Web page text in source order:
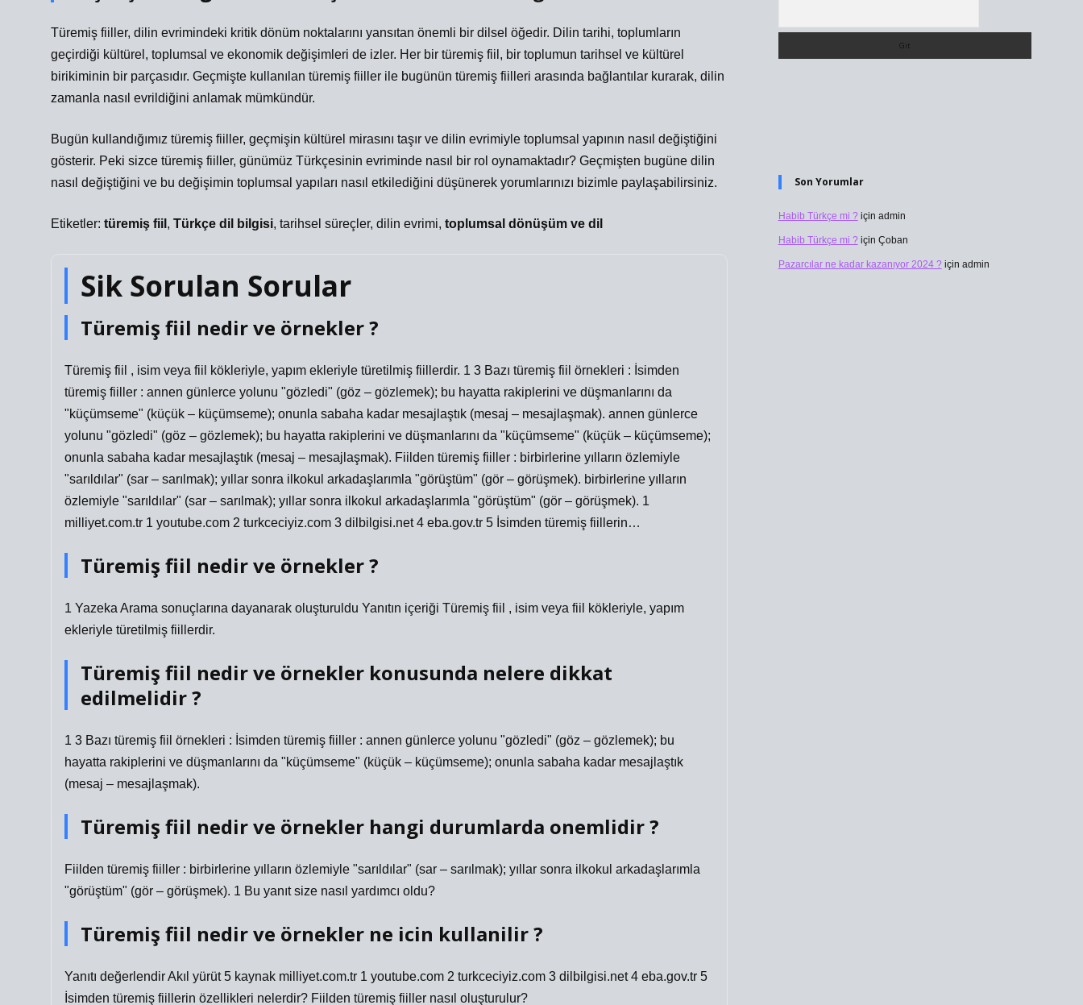
Türemiş fiiller, dilin evrimindeki kritik dönüm noktalarını yansıtan önemli bir dilsel öğedir. Dilin tarihi, toplumların
geçirdiği kültürel, toplumsal ve ekonomik değişimleri de izler. Her bir türemiş fiil, bir toplumun tarihsel ve kültürel
birikiminin bir parçasıdır. Geçmişte kullanılan türemiş fiiller ile bugünün türemiş fiilleri arasında bağlantılar kurarak, dilin
zamanla nasıl evrildiğini anlamak mümkündür.
Bugün kullandığımız türemiş fiiller, geçmişin kültürel mirasını taşır ve dilin evrimiyle toplumsal yapının nasıl değiştiğini
gösterir. Peki sizce türemiş fiiller, günümüz Türkçesinin evriminde nasıl bir rol oynamaktadır? Geçmişten bugüne dilin
nasıl değiştiğini ve bu değişimin toplumsal yapıları nasıl etkilediğini düşünerek yorumlarınızı bizimle paylaşabilirsiniz.
Etiketler: türemiş fiil , Türkçe dil bilgisi, tarihsel süreçler, dilin evrimi, toplumsal dönüşüm ve dil
Sik Sorulan Sorular
Türemiş fiil nedir ve örnekler ?
Türemiş fiil , isim veya fiil kökleriyle, yapım ekleriyle türetilmiş fiillerdir. 1 3 Bazı türemiş fiil örnekleri : İsimden
türemiş fiiller : annen günlerce yolunu "gözledi" (göz – gözlemek); bu hayatta rakiplerini ve düşmanlarını da
"küçümseme" (küçük – küçümseme); onunla sabaha kadar mesajlaştık (mesaj – mesajlaşmak). annen günlerce
yolunu "gözledi" (göz – gözlemek); bu hayatta rakiplerini ve düşmanlarını da "küçümseme" (küçük – küçümseme);
onunla sabaha kadar mesajlaştık (mesaj – mesajlaşmak). Fiilden türemiş fiiller : birbirlerine yılların özlemiyle
"sarıldılar" (sar – sarılmak); yıllar sonra ilkokul arkadaşlarımla "görüştüm" (gör – görüşmek). birbirlerine yılların
özlemiyle "sarıldılar" (sar – sarılmak); yıllar sonra ilkokul arkadaşlarımla "görüştüm" (gör – görüşmek). 1
milliyet.com.tr 1 youtube.com 2 turkceciyiz.com 3 dilbilgisi.net 4 eba.gov.tr 5 İsimden türemiş fiillerin…
Türemiş fiil nedir ve örnekler ?
1 Yazeka Arama sonuçlarına dayanarak oluşturuldu Yanıtın içeriği Türemiş fiil , isim veya fiil kökleriyle, yapım
ekleriyle türetilmiş fiillerdir.
Türemiş fiil nedir ve örnekler konusunda nelere dikkat
edilmelidir ?
1 3 Bazı türemiş fiil örnekleri : İsimden türemiş fiiller : annen günlerce yolunu "gözledi" (göz – gözlemek); bu
hayatta rakiplerini ve düşmanlarını da "küçümseme" (küçük – küçümseme); onunla sabaha kadar mesajlaştık
(mesaj – mesajlaşmak).
Türemiş fiil nedir ve örnekler hangi durumlarda onemlidir ?
Fiilden türemiş fiiller : birbirlerine yılların özlemiyle "sarıldılar" (sar – sarılmak); yıllar sonra ilkokul arkadaşlarımla
"görüştüm" (gör – görüşmek). 1 Bu yanıt size nasıl yardımcı oldu?
Türemiş fiil nedir ve örnekler ne icin kullanilir ?
Yanıtı değerlendir Akıl yürüt 5 kaynak milliyet.com.tr 1 youtube.com 2 turkceciyiz.com 3 dilbilgisi.net 4 eba.gov.tr 5
İsimden türemiş fiillerin özellikleri nelerdir? Fiilden türemiş fiiller nasıl oluşturulur?
Son Yorumlar
Habib Türkçe mi ?için admin
Habib Türkçe mi ?için Çoban
Pazarcılar ne kadar kazanıyor 2024 ?için admin